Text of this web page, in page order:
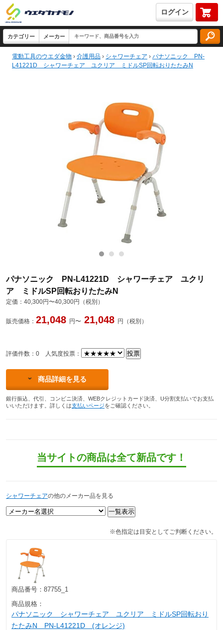
ログイン
電動工具のウエダ金物 › 介護用品 › シャワーチェア › パナソニック PN-
L41221D シャワーチェア ユクリア ミドルSP回転おりたたみN
パナソニック PN-L41221D シャワーチェア ユクリ
ア ミドルSP回転おりたたみN
定価： 40,300円〜40,300円（税別）
販売価格： 21,048 円〜 21,048 円（税別）
評価件数：0 人気度投票：
商品詳細を見る
銀行振込、代引、コンビニ決済、WEBクレジットカード決済、U分割支払いでお支払
いいただけます。詳しくは支払いページをご確認ください。
当サイトの商品は全て新品です！
シャワーチェアの他のメーカー品を見る
※色指定は目安としてご判断ください。
商品番号： 87755_1
商品規格：
パナソニック シャワーチェア ユクリア ミドルSP回転おり
たたみN PN-L41221D (オレンジ)